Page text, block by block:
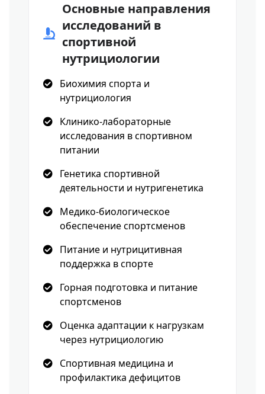
Основные направления
исследований в
спортивной
нутрициологии
Биохимия спорта и
нутрициология
Клинико-лабораторные
исследования в спортивном
питании
Генетика спортивной
деятельности и нутригенетика
Медико-биологическое
обеспечение спортсменов
Питание и нутрицитивная
поддержка в спорте
Горная подготовка и питание
спортсменов
Оценка адаптации к нагрузкам
через нутрициологию
Спортивная медицина и
профилактика дефицитов